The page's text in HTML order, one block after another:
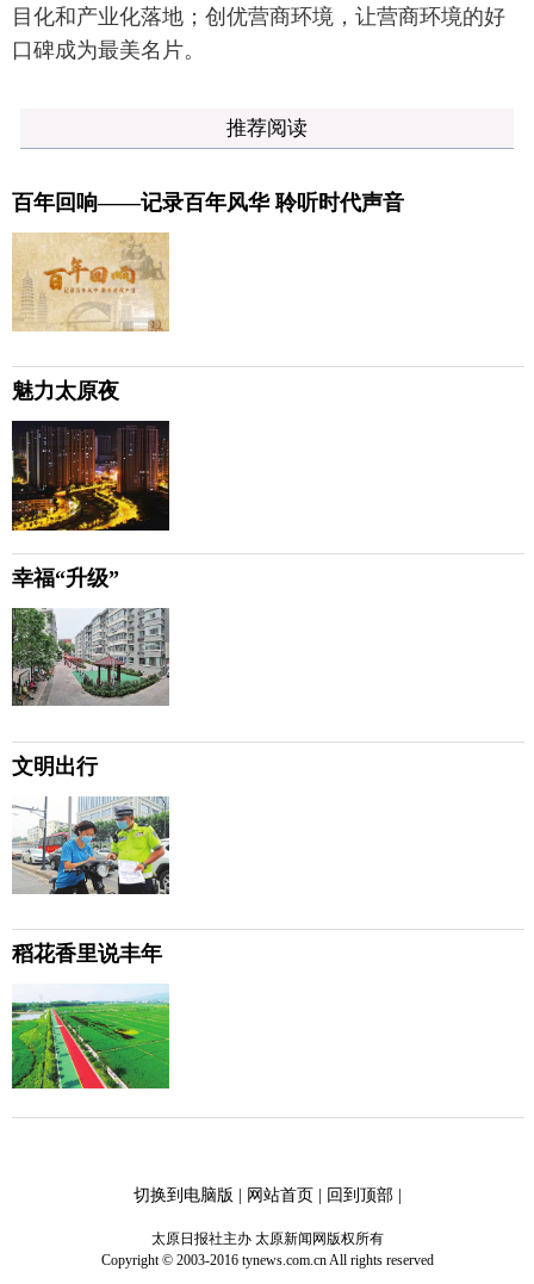
目化和产业化落地；创优营商环境，让营商环境的好
口碑成为最美名片。
推荐阅读
百年回响——记录百年风华 聆听时代声音
魅力太原夜
幸福“升级”
文明出行
稻花香里说丰年
切换到电脑版 | 网站首页| 回到顶部|
太原日报社主办 太原新闻网版权所有
Copyright © 2003-2016 tynews.com.cn All rights reserved